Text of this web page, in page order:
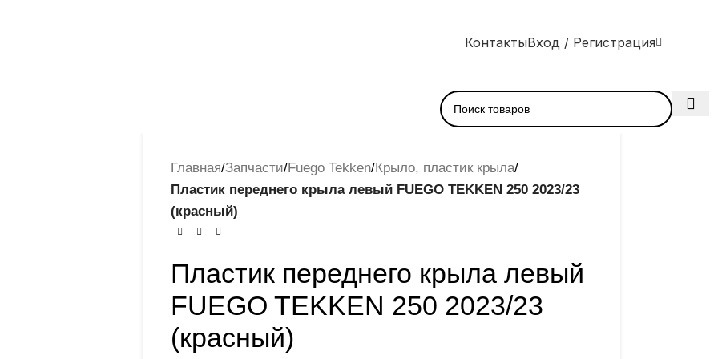
КонтактыВход / Регистрация
Главная/Запчасти/Fuego Tekken/Крыло, пластик крыла/
Пластик переднего крыла левый FUEGO TEKKEN 250 2023/23
(красный)
Пластик переднего крыла левый
FUEGO TEKKEN 250 2023/23
(красный)